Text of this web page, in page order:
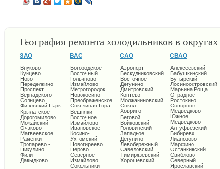
География ремонта холодильников в
ЗАО
Внуково
Кунцево
Ново -
Переделкино
Проспект
Вернадского
Солнцево
Филевский Парк
Крылатское
Дорогомилово
Можайский
Очаково -
Матвеевское
Раменки
Тропарево -
Никулино
Фили -
Давыдково
ВАО
Богородское
Восточный
Гольяново
Измайлово
Метрогородок
Новокосино
Преображенское
Соколиная Гора
Вешняки
Восточное
Измайлово
Ивановское
Косино-
Ухтомский
Новогиреево
Перово
Северное
Измайлово
Сокольники
САО
Аэропорт
Бескудниковский
Восточное
Дегунино
Дмитровский
Коптево
Молжаниновский
Сокол
Ховрино
Беговой
Войковский
Головинский
Западное
Дегунино
Левобережный
Савеловский
Тимирязевский
Хорошевский
СВАО
Алексеевский
Бабушкинский
Бутырский
Лосиноостровский
Марьина Роща
Отрадное
Ростокино
Северное
Медведково
Южное
Медведково
Алтуфьевский
Бибирево
Лианозово
Марфино
Останкинский
Свиблово
Северный
Ярославский